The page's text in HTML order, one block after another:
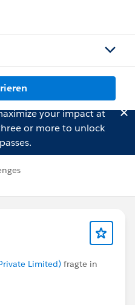
your impact at
or more to unlock
Limited) fragte in